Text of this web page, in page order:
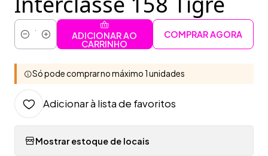
Quantidade
ADICIONAR AO
CARRINHO
COMPRAR AGORA
Só pode comprar no máximo 1 unidades
Adicionar à lista de favoritos
Mostrar estoque de locais